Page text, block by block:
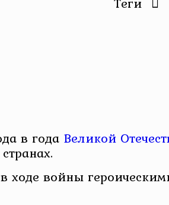
в года Великой
ходе войны